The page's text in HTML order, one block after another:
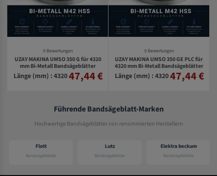
0 Bewertungen
UZAY MAKINA UMSO 350 G für 4320
mm Bi-Metall Bandsägeblätter
Länge (mm) : 432047,44 €
0 Bewertungen
UZAY MAKINA UMSO 350 GE PLC für
4320 mm Bi-Metall Bandsägeblätter
Länge (mm) : 432047,44 €
Führende Bandsägeblatt-Marken
Hochwertige Bandsägeblätter von renommierten Herstellern
Flott
Bandsägeblätter
Lutz
Bandsägeblätter
Elektra beckum
Bandsägeblätter